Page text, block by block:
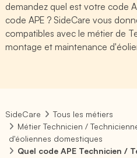
demandez quel est votre code
code APE ? SideCare vous
compatibles avec le métier de
montage et maintenance
SideCare
Tous les métiers
Métier Technicien /
d'éoliennes domestiques
Quel code APE Technicien /